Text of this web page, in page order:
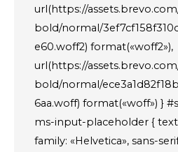
url(https://
bold/normal/
e60.woff2) format(«woff2»),
url(https://
bold/normal/
6aa.woff) format(«woff») }
ms-input-placeholder {
family: «Helvetica», sans-